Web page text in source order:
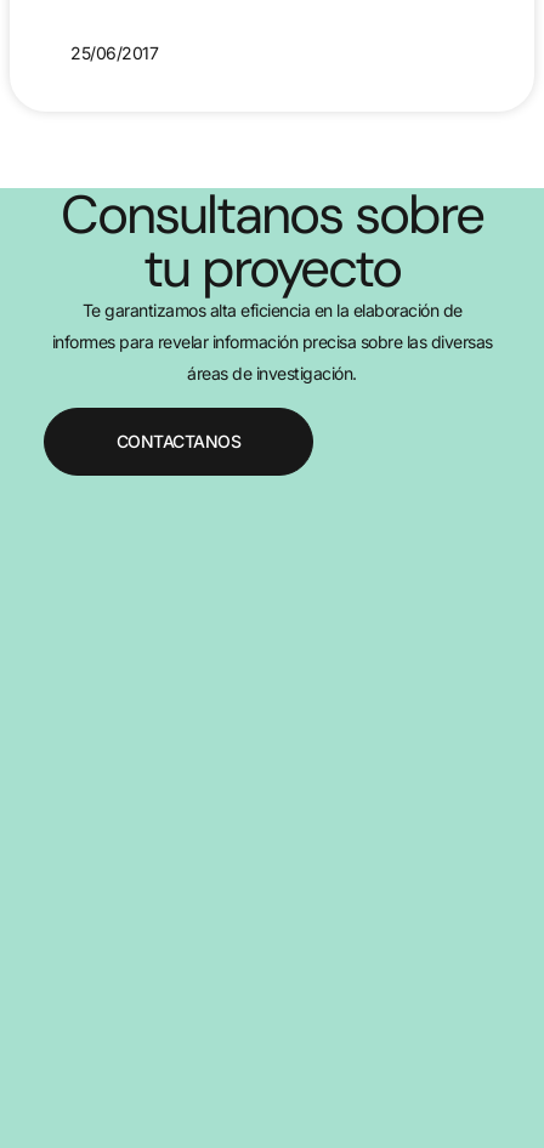
25/06/2017
Consultanos sobre
tu proyecto
Te garantizamos alta eficiencia en la elaboración de
informes para revelar información precisa sobre las diversas
áreas de investigación.
CONTACTANOS